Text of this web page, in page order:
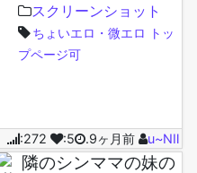
スクリーンショット
ちょいエロ・微エロ
トッ
プページ可
:272 :5 .9ヶ月前 u~NⅡ
隣のシンママの妹の